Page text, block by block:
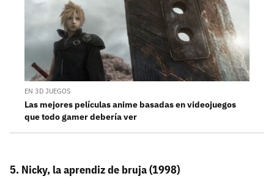
EN 3D JUEGOS
Las mejores películas anime basadas en videojuegos
que todo gamer debería ver
5. Nicky, la aprendiz de bruja (1998)